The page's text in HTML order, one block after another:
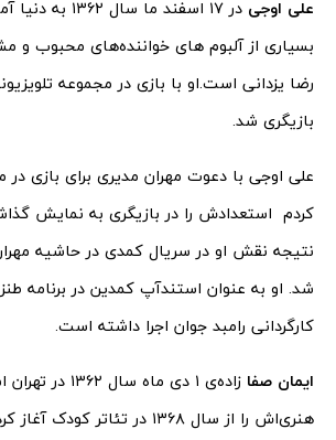
علی اوجی
در ۱۷ اسفند ما
بسیاری از آلبوم های خواننده‌های محبوب و
رضا یزدانی است.او با بازی در مجموعه
بازیگری شد.
علی اوجی با دعوت مهران مدیری برای بازی
کردم استعدادش را در بازیگری به نمایش
نتیجه نقش او در سریال کمدی در حاشیه
شد. او به عنوان استندآپ کمدین در برنامه
کارگردانی رامبد جوان اجرا داشته است.
ایمان صفا
زاده‌ی ۱ دی ماه
هنری‌اش را از سال ۱۳۶۸ در تئاتر